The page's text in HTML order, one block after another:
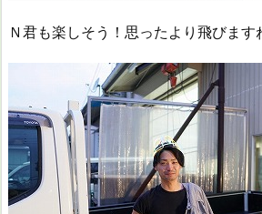
Ｎ君も楽しそう！思ったより飛びます